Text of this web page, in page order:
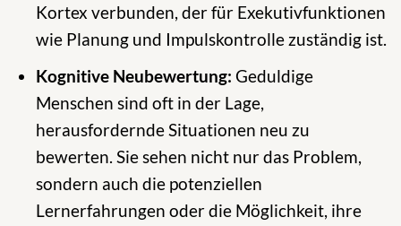
Kortex verbunden, der für Exekutivfunktionen
wie Planung und Impulskontrolle zuständig ist.
Kognitive Neubewertung: Geduldige
Menschen sind oft in der Lage,
herausfordernde Situationen neu zu
bewerten. Sie sehen nicht nur das Problem,
sondern auch die potenziellen
Lernerfahrungen oder die Möglichkeit, ihre